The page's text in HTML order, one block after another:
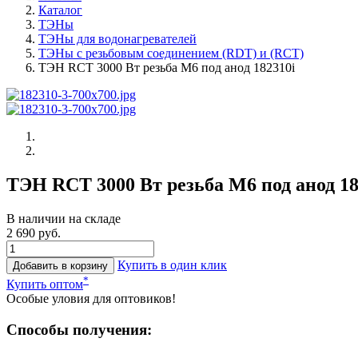
Каталог
ТЭНы
ТЭНы для водонагревателей
ТЭНы с резьбовым соединением (RDT) и (RCT)
ТЭН RCT 3000 Вт резьба M6 под анод 182310i
ТЭН RCT 3000 Вт резьба M6 под анод
В наличии на складе
2 690 руб.
Добавить в корзину
Купить в один клик
Купить оптом*
Особые уловия для оптовиков!
Способы получения: